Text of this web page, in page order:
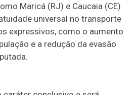
Maricá (RJ) e Caucaia (CE)
universal no transporte
expressivos, como o aumento
e a redução da evasão